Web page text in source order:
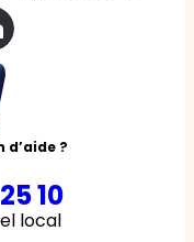
d’aide ?
10
local